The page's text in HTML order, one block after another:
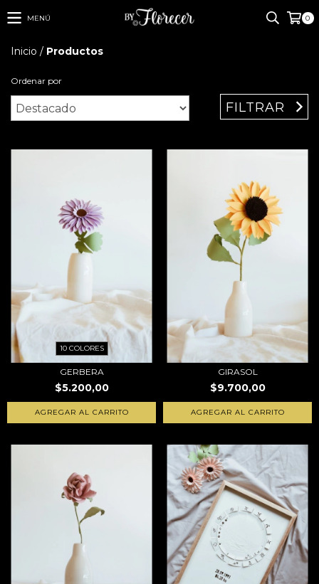
MENÚ 0
Inicio / Productos
Ordenar por
FILTRAR
10 COLORES
GERBERA
$5.200,00
AGREGAR AL CARRITO
GIRASOL
$9.700,00
AGREGAR AL CARRITO